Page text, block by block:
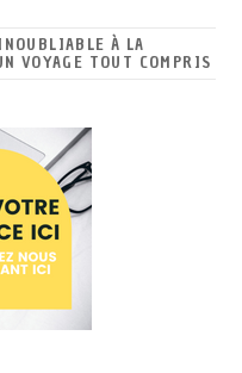
À LA
VOYAGE TOUT COMPRIS